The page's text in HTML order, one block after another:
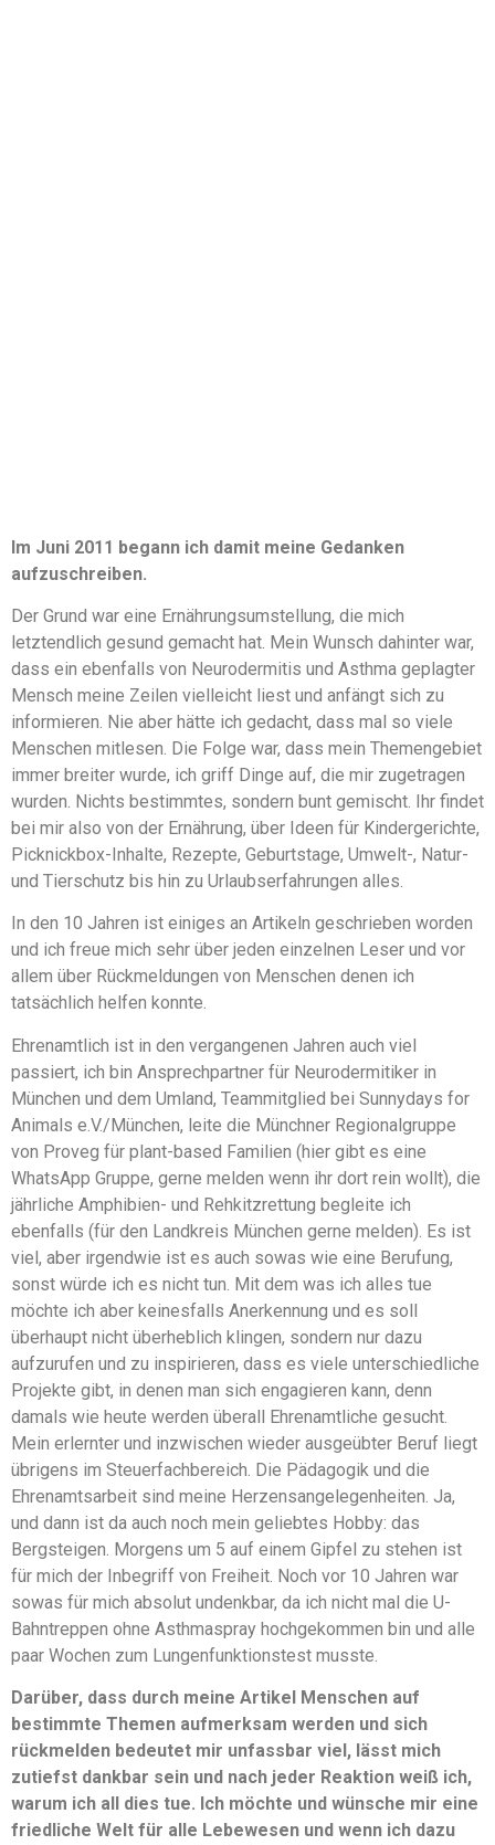
Im Juni 2011 begann ich damit meine Gedanken
aufzuschreiben.
Der Grund war eine Ernährungsumstellung, die mich
letztendlich gesund gemacht hat. Mein Wunsch dahinter war,
dass ein ebenfalls von Neurodermitis und Asthma geplagter
Mensch meine Zeilen vielleicht liest und anfängt sich zu
informieren. Nie aber hätte ich gedacht, dass mal so viele
Menschen mitlesen. Die Folge war, dass mein Themengebiet
immer breiter wurde, ich griff Dinge auf, die mir zugetragen
wurden. Nichts bestimmtes, sondern bunt gemischt. Ihr findet
bei mir also von der Ernährung, über Ideen für Kindergerichte,
Picknickbox-Inhalte, Rezepte, Geburtstage, Umwelt-, Natur-
und Tierschutz bis hin zu Urlaubserfahrungen alles.
In den 10 Jahren ist einiges an Artikeln geschrieben worden
und ich freue mich sehr über jeden einzelnen Leser und vor
allem über Rückmeldungen von Menschen denen ich
tatsächlich helfen konnte.
Ehrenamtlich ist in den vergangenen Jahren auch viel
passiert, ich bin Ansprechpartner für Neurodermitiker in
München und dem Umland, Teammitglied bei Sunnydays for
Animals e.V./München, leite die Münchner Regionalgruppe
von Proveg für plant-based Familien (hier gibt es eine
WhatsApp Gruppe, gerne melden wenn ihr dort rein wollt), die
jährliche Amphibien- und Rehkitzrettung begleite ich
ebenfalls (für den Landkreis München gerne melden). Es ist
viel, aber irgendwie ist es auch sowas wie eine Berufung,
sonst würde ich es nicht tun. Mit dem was ich alles tue
möchte ich aber keinesfalls Anerkennung und es soll
überhaupt nicht überheblich klingen, sondern nur dazu
aufzurufen und zu inspirieren, dass es viele unterschiedliche
Projekte gibt, in denen man sich engagieren kann, denn
damals wie heute werden überall Ehrenamtliche gesucht.
Mein erlernter und inzwischen wieder ausgeübter Beruf liegt
übrigens im Steuerfachbereich. Die Pädagogik und die
Ehrenamtsarbeit sind meine Herzensangelegenheiten. Ja,
und dann ist da auch noch mein geliebtes Hobby: das
Bergsteigen. Morgens um 5 auf einem Gipfel zu stehen ist
für mich der Inbegriff von Freiheit. Noch vor 10 Jahren war
sowas für mich absolut undenkbar, da ich nicht mal die U-
Bahntreppen ohne Asthmaspray hochgekommen bin und alle
paar Wochen zum Lungenfunktionstest musste.
Darüber, dass durch meine Artikel Menschen auf
bestimmte Themen aufmerksam werden und sich
rückmelden bedeutet mir unfassbar viel, lässt mich
zutiefst dankbar sein und nach jeder Reaktion weiß ich,
warum ich all dies tue. Ich möchte und wünsche mir eine
friedliche Welt für alle Lebewesen und wenn ich dazu